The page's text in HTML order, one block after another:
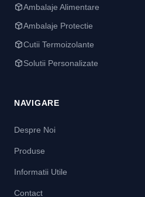
Ambalaje Alimentare
Ambalaje Protectie
Cutii Termoizolante
Solutii Personalizate
NAVIGARE
Despre Noi
Produse
Informatii Utile
Contact